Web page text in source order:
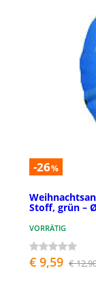
-26%
Stoff, grün –
VORRÄTIG
€ 9,59 €